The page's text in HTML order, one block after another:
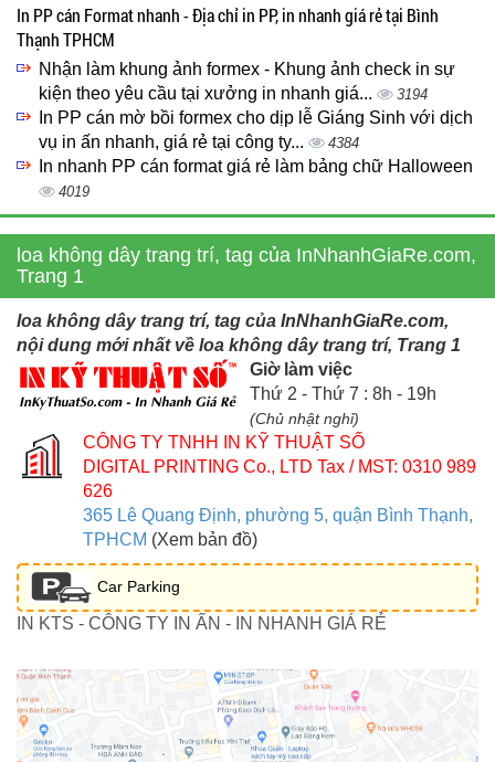
In PP cán Format nhanh - Địa chỉ in PP, in nhanh giá rẻ tại Bình
Thạnh TPHCM
Nhận làm khung ảnh formex - Khung ảnh check in sự
kiện theo yêu cầu tại xưởng in nhanh giá...
3194
In PP cán mờ bồi formex cho dịp lễ Giáng Sinh với dịch
vụ in ấn nhanh, giá rẻ tại công ty...
4384
In nhanh PP cán format giá rẻ làm bảng chữ Halloween
4019
loa không dây trang trí, tag của InNhanhGiaRe.com,
Trang 1
loa không dây trang trí, tag của InNhanhGiaRe.com,
nội dung mới nhất về loa không dây trang trí, Trang 1
Giờ làm việc
Thứ 2 - Thứ 7 : 8h - 19h
(Chủ nhật nghỉ)
CÔNG TY TNHH IN KỸ THUẬT SỐ
DIGITAL PRINTING Co., LTD Tax / MST: 0310 989
626
365 Lê Quang Định, phường 5, quận Bình Thạnh,
TPHCM (Xem bản đồ)
Car Parking
IN KTS - CÔNG TY IN ẤN - IN NHANH GIÁ RẺ